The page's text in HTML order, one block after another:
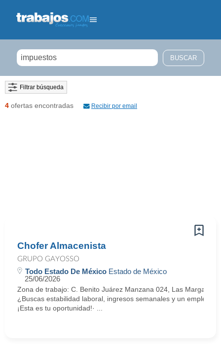
Filtrar búsqueda
4 ofertas encontradas Recibir por email
Chofer Almacenista
GRUPO GAYOSSO
Todo Estado De México Estado de México
25/06/2026
Zona de trabajo: C. Benito Juárez Manzana 024, Las
¿Buscas estabilidad laboral, ingresos semanales y un empleo
¡Esta es tu oportunidad!· ...